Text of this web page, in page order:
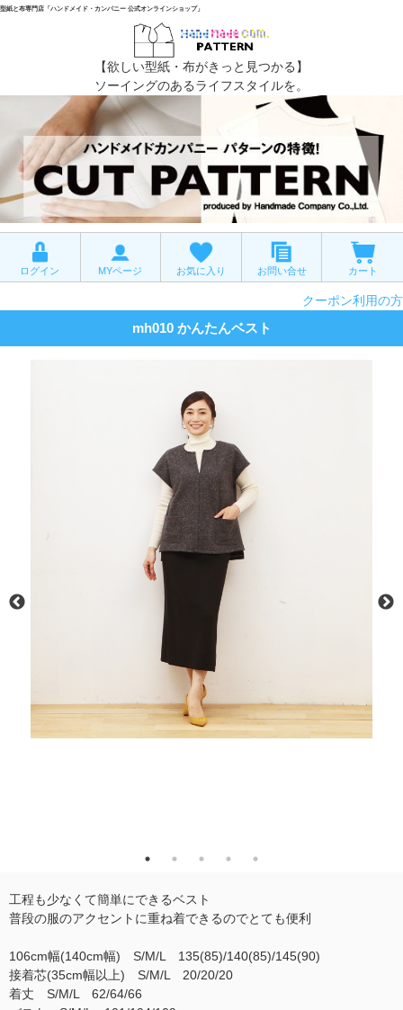
型紙と布専門店「ハンドメイド・カンパニー 公式オンラインショップ」
【欲しい型紙・布がきっと見つかる】
ソーイングのあるライフスタイルを。
ログイン MYページ お気に入り お問い合せ カート
クーポン利用の方
mh010 かんたんベスト
工程も少なくて簡単にできるベスト
普段の服のアクセントに重ね着できるのでとても便利
106cm幅(140cm幅) S/M/L 135(85)/140(85)/145(90)
接着芯(35cm幅以上) S/M/L 20/20/20
着丈 S/M/L 62/64/66